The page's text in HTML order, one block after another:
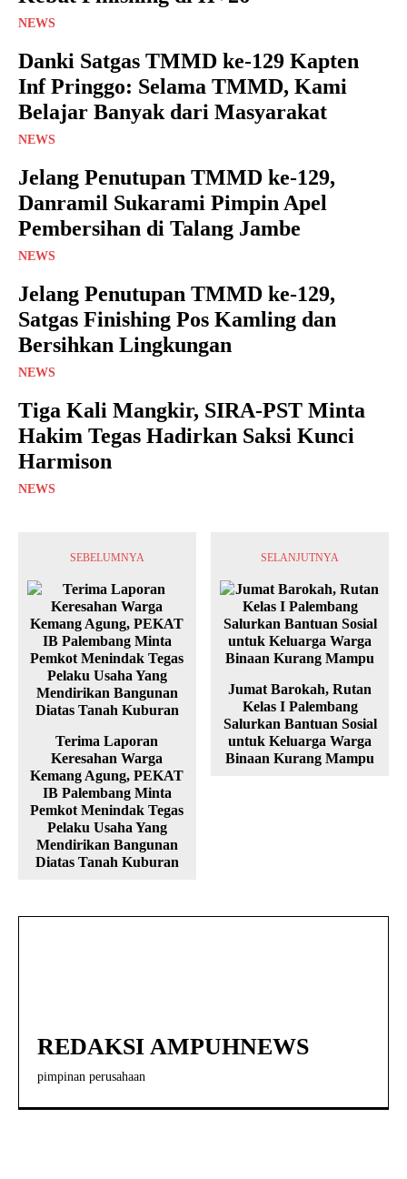
NEWS
Danki Satgas TMMD ke-129 Kapten
Inf Pringgo: Selama TMMD, Kami
Belajar Banyak dari Masyarakat
NEWS
Jelang Penutupan TMMD ke-129,
Danramil Sukarami Pimpin Apel
Pembersihan di Talang Jambe
NEWS
Jelang Penutupan TMMD ke-129,
Satgas Finishing Pos Kamling dan
Bersihkan Lingkungan
NEWS
Tiga Kali Mangkir, SIRA-PST Minta
Hakim Tegas Hadirkan Saksi Kunci
Harmison
NEWS
SEBELUMNYA
Terima Laporan
Keresahan Warga
Kemang Agung, PEKAT
IB Palembang Minta
Pemkot Menindak Tegas
Pelaku Usaha Yang
Mendirikan Bangunan
Diatas Tanah Kuburan
SELANJUTNYA
Jumat Barokah, Rutan
Kelas I Palembang
Salurkan Bantuan Sosial
untuk Keluarga Warga
Binaan Kurang Mampu
REDAKSI AMPUHNEWS
pimpinan perusahaan